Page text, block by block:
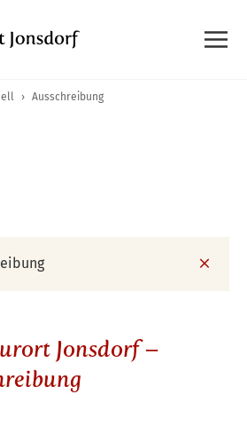
› Ausschreibung
Jonsdorf –